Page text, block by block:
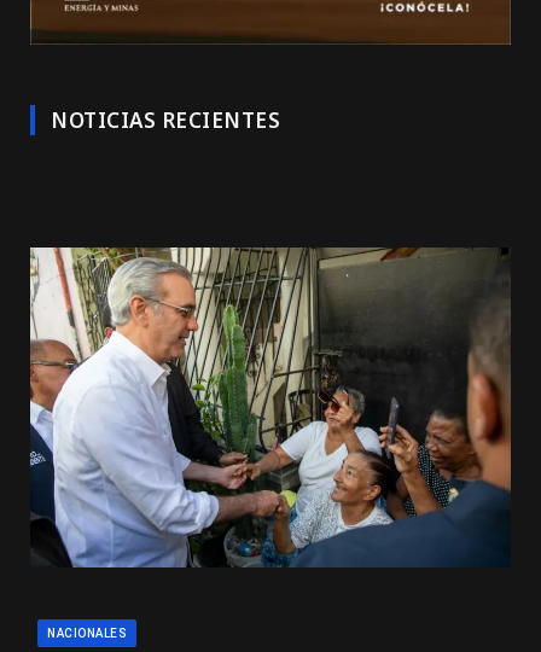
NOTICIAS RECIENTES
NACIONALES